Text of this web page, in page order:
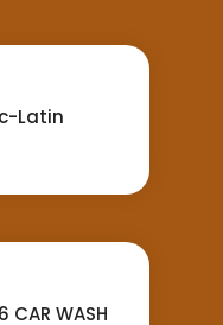
Latin
CAR WASH